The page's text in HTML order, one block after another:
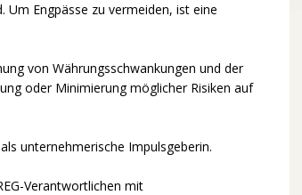
Engpässe zu vermeiden, ist eine
von Währungsschwankungen und der
oder Minimierung möglicher Risiken auf
unternehmerische Impulsgeberin.
Verantwortlichen mit